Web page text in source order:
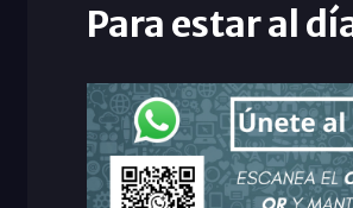
Para estar al